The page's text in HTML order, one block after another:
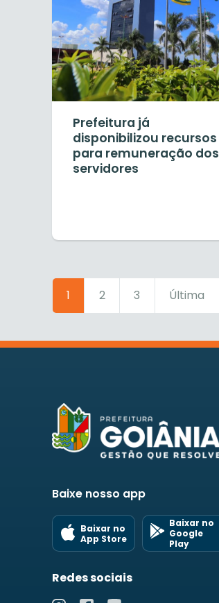
Prefeitura já
disponibilizou recursos
para remuneração dos
servidores
1 2 3 Última
Baixe nosso app
Baixar no
App Store
Baixar no
Google
Play
Redes sociais